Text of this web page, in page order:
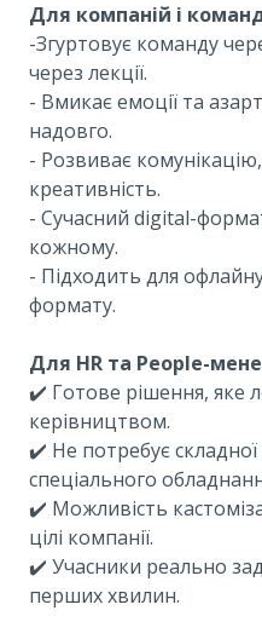
Для компаній і
-Згуртовує команду
через лекції.
- Вмикає емоції та
надовго.
- Розвиває
креативність.
- Сучасний digital-
кожному.
- Підходить для
формату.
Для HR та People-
✔️ Готове рішення, яке
керівництвом.
✔️ Не потребує складної
спеціального
✔️ Можливість
цілі компанії.
✔️ Учасники реально
перших хвилин.